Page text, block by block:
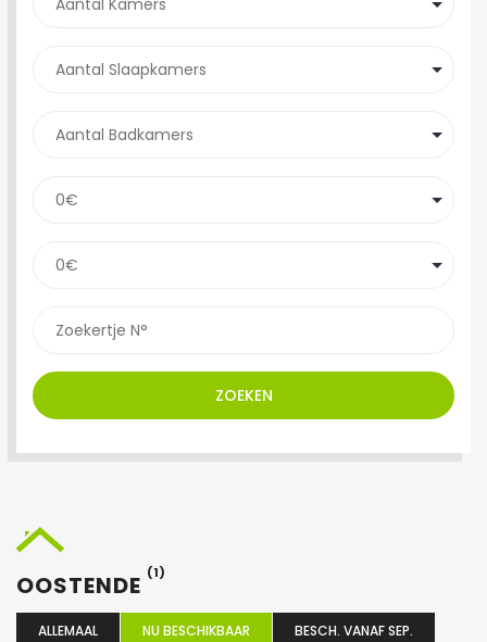
ZOEKEN
OOSTENDE (1)
ALLEMAAL NU BESCHIKBAAR BESCH. VANAF SEP.